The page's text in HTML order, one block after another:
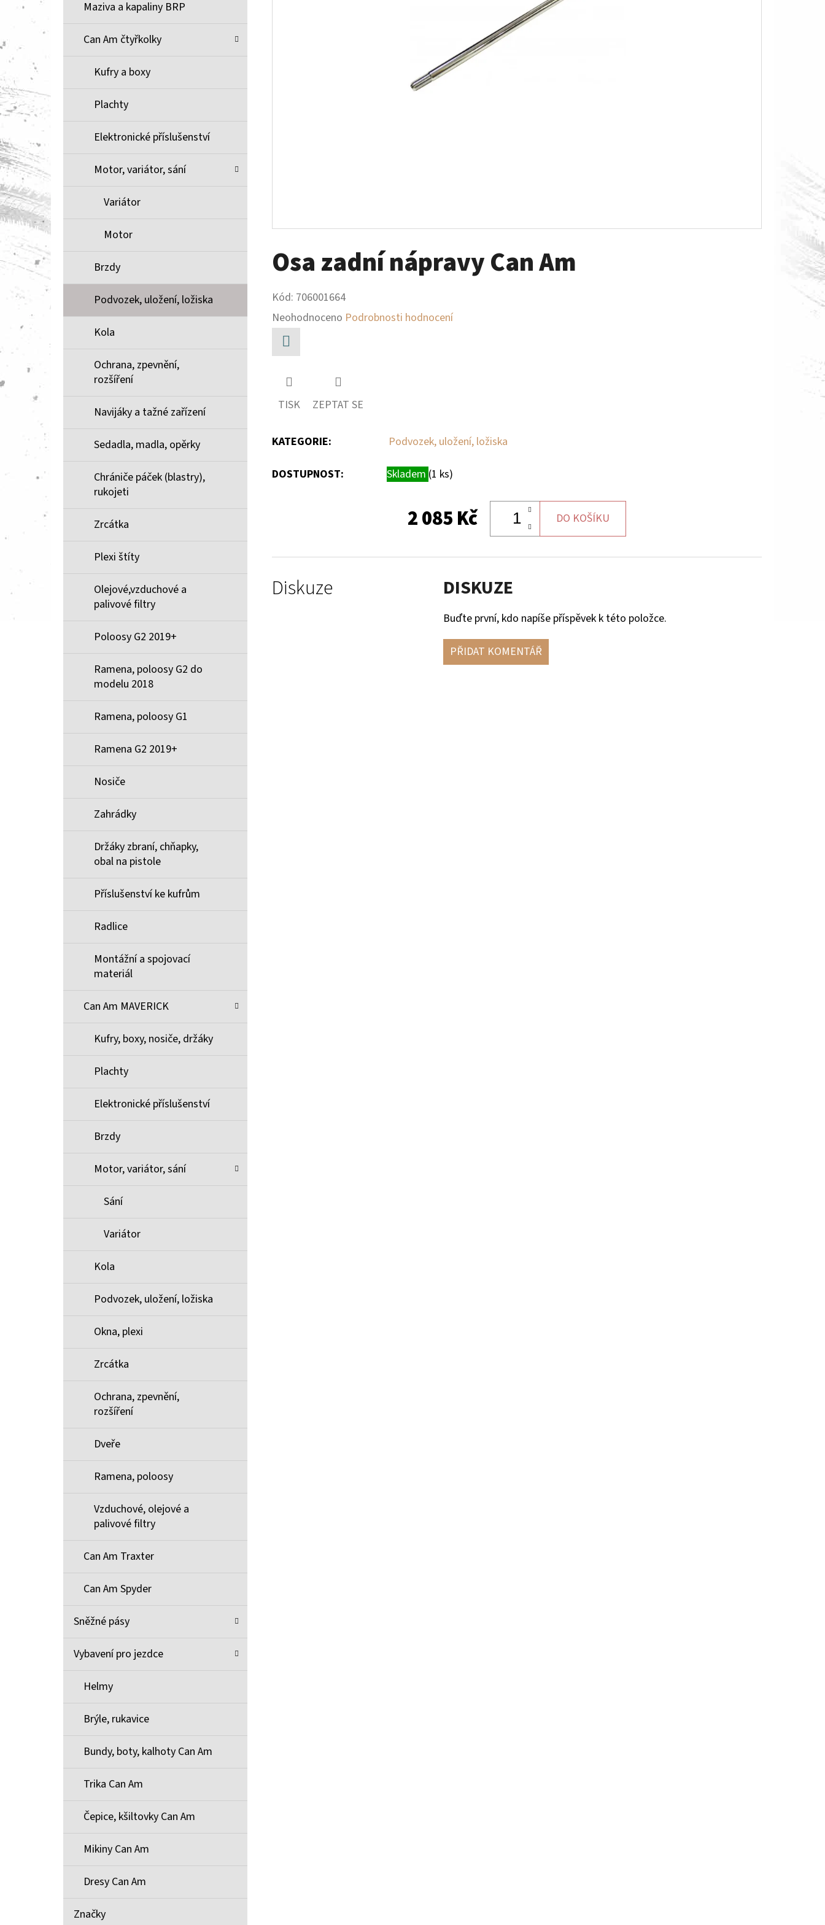
Maziva a kapaliny BRP
Can Am čtyřkolky
Kufry a boxy
Plachty
Elektronické příslušenství
Motor, variátor, sání
Variátor
Motor
Brzdy
Podvozek, uložení, ložiska
Kola
Ochrana, zpevnění,
rozšíření
Navijáky a tažné zařízení
Sedadla, madla, opěrky
Chrániče páček (blastry),
rukojeti
Zrcátka
Plexi štíty
Olejové,vzduchové a
palivové filtry
Poloosy G2 2019+
Ramena, poloosy G2 do
modelu 2018
Ramena, poloosy G1
Ramena G2 2019+
Nosiče
Zahrádky
Držáky zbraní, chňapky,
obal na pistole
Příslušenství ke kufrům
Radlice
Montážní a spojovací
materiál
Can Am MAVERICK
Kufry, boxy, nosiče, držáky
Plachty
Elektronické příslušenství
Brzdy
Motor, variátor, sání
Sání
Variátor
Kola
Podvozek, uložení, ložiska
Okna, plexi
Zrcátka
Ochrana, zpevnění,
rozšíření
Dveře
Ramena, poloosy
Vzduchové, olejové a
palivové filtry
Can Am Traxter
Can Am Spyder
Sněžné pásy
Vybavení pro jezdce
Helmy
Brýle, rukavice
Bundy, boty, kalhoty Can Am
Trika Can Am
Čepice, kšiltovky Can Am
Mikiny Can Am
Dresy Can Am
Značky
Osa zadní nápravy Can Am
Kód: 706001664
Průměrné
hodnocení
produktu
0,0
5
Neohodnoceno Podrobnosti hodnocení
TISK ZEPTAT SE
KATEGORIE: Podvozek, uložení, ložiska
DOSTUPNOST: Skladem (1 ks)
2 085 Kč DO KOŠÍKU
Diskuze DISKUZE
Buďte první, kdo napíše příspěvek k této položce.
PŘIDAT KOMENTÁŘ
BRZDOVÉ DESTIČKY ZE SLINUTÉHO KOVU
1 100 Kč
PALIVOVÉ ČERPADLO S MĚŘÁKEM PALIVA CAN-
AM